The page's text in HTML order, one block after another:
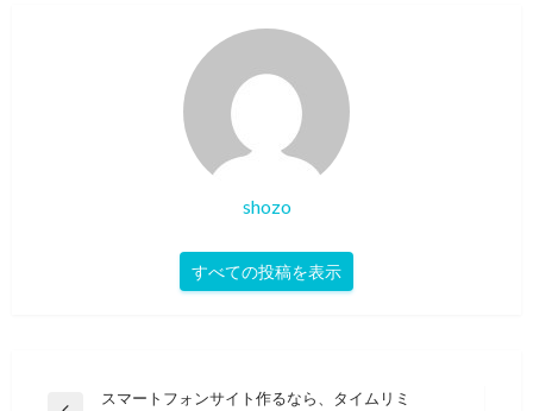
shozo
すべての投稿を表示
投 スマートフォンサイト作るなら、タイムリミ